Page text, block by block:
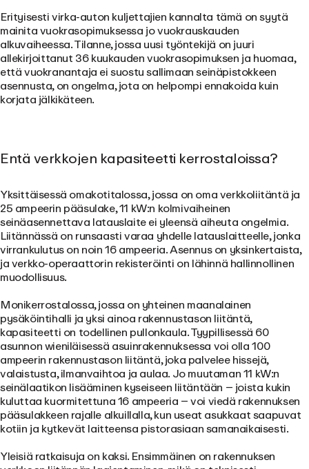
Erityisesti virka-auton kuljettajien kannalta tämä on syytä
mainita vuokrasopimuksessa jo vuokrauskauden
alkuvaiheessa. Tilanne, jossa uusi työntekijä on juuri
allekirjoittanut 36 kuukauden vuokrasopimuksen ja huomaa,
että vuokranantaja ei suostu sallimaan seinäpistokkeen
asennusta, on ongelma, jota on helpompi ennakoida kuin
korjata jälkikäteen.
Entä verkkojen kapasiteetti kerrostaloissa?
Yksittäisessä omakotitalossa, jossa on oma verkkoliitäntä ja
25 ampeerin pääsulake, 11 kW:n kolmivaiheinen
seinäasennettava latauslaite ei yleensä aiheuta ongelmia.
Liitännässä on runsaasti varaa yhdelle latauslaitteelle, jonka
virrankulutus on noin 16 ampeeria. Asennus on yksinkertaista,
ja verkko-operaattorin rekisteröinti on lähinnä hallinnollinen
muodollisuus.
Monikerrostalossa, jossa on yhteinen maanalainen
pysäköintihalli ja yksi ainoa rakennustason liitäntä,
kapasiteetti on todellinen pullonkaula. Tyypillisessä 60
asunnon wieniläisessä asuinrakennuksessa voi olla 100
ampeerin rakennustason liitäntä, joka palvelee hissejä,
valaistusta, ilmanvaihtoa ja aulaa. Jo muutaman 11 kW:n
seinälaatikon lisääminen kyseiseen liitäntään – joista kukin
kuluttaa kuormitettuna 16 ampeeria – voi viedä rakennuksen
pääsulakkeen rajalle alkuillalla, kun useat asukkaat saapuvat
kotiin ja kytkevät laitteensa pistorasiaan samanaikaisesti.
Yleisiä ratkaisuja on kaksi. Ensimmäinen on rakennuksen